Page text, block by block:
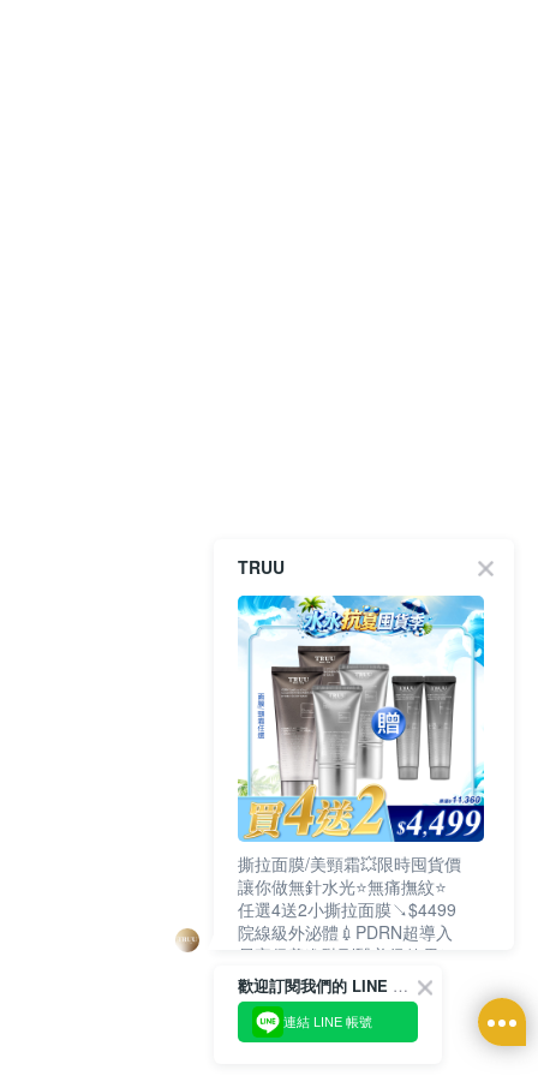
TRUU
撕拉面膜/美頸霜💥限時囤貨價
讓你做無針水光⭐無痛撫紋⭐
任選4送2小撕拉面膜↘$4499
院線級外泌體💉PDRN超導入
居家保養進階到醫美級效果❗
歡迎訂閱我們的 LINE 官方帳號
連結 LINE 帳號